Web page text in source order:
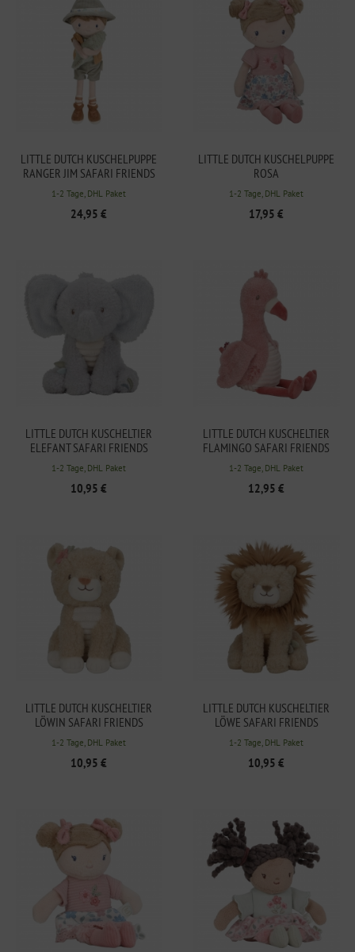
LITTLE DUTCH KUSCHELPUPPE
RANGER JIM SAFARI FRIENDS
1-2 Tage, DHL Paket
24,95 €
LITTLE DUTCH KUSCHELPUPPE
ROSA
1-2 Tage, DHL Paket
17,95 €
LITTLE DUTCH KUSCHELTIER
ELEFANT SAFARI FRIENDS
1-2 Tage, DHL Paket
10,95 €
LITTLE DUTCH KUSCHELTIER
FLAMINGO SAFARI FRIENDS
1-2 Tage, DHL Paket
12,95 €
LITTLE DUTCH KUSCHELTIER
LÖWIN SAFARI FRIENDS
1-2 Tage, DHL Paket
10,95 €
LITTLE DUTCH KUSCHELTIER
LÖWE SAFARI FRIENDS
1-2 Tage, DHL Paket
10,95 €